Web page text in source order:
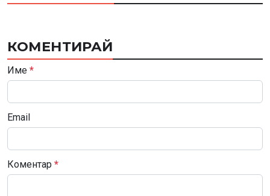
КОМЕНТИРАЙ
Име *
Email
Коментар *